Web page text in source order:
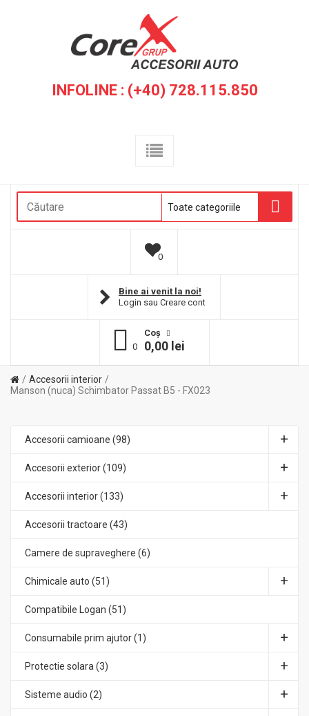
INFOLINE : (+40) 728.115.850
0
Bine ai venit la noi!
Login sau Creare cont
Coş
0
0,00 lei
Accesorii interior
Manson (nuca) Schimbator Passat B5 - FX023
Accesorii camioane (98)
Accesorii exterior (109)
Accesorii interior (133)
Accesorii tractoare (43)
Camere de supraveghere (6)
Chimicale auto (51)
Compatibile Logan (51)
Consumabile prim ajutor (1)
Protectie solara (3)
Sisteme audio (2)